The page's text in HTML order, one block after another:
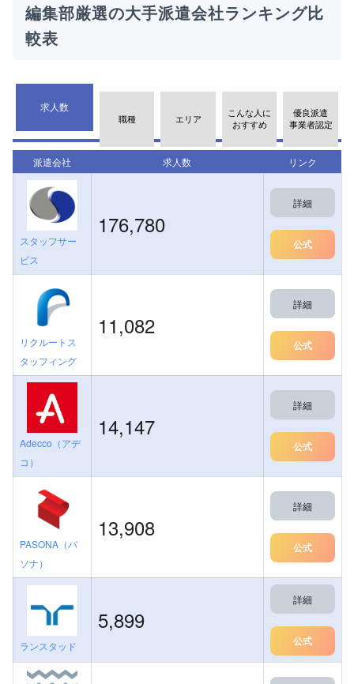
編集部厳選の大手派遣会社ランキング比
較表
求人数
職種 エリア
こんな人に
おすすめ
優良派遣
事業者認定
派遣会社 求人数 リンク
スタッフサー
ビス
176,780
詳細
公式
リクルートス
タッフィング
11,082
詳細
公式
Adecco（アデ
コ）
14,147
詳細
公式
PASONA（パ
ソナ）
13,908
詳細
公式
ランスタッド
5,899
詳細
公式